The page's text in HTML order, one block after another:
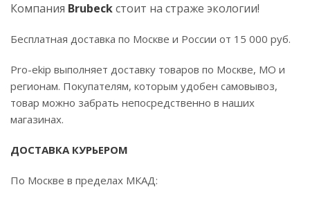
Компания Brubeckстоит на страже экологии!
Бесплатная доставка по Москве и России от 15 000 руб.
Pro-ekip выполняет доставку товаров по Москве, МО и
регионам. Покупателям, которым удобен самовывоз,
товар можно забрать непосредственно в наших
магазинах.
ДОСТАВКА КУРЬЕРОМ
По Москве в пределах МКАД: